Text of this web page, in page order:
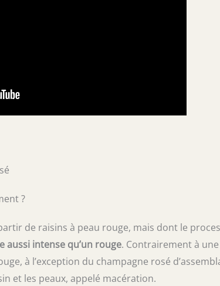
?
de raisins à peau rouge, mais dont le
aussi intense qu’un rouge. Contrairement à
à l’exception du champagne rosé
et les peaux, appelé macération.